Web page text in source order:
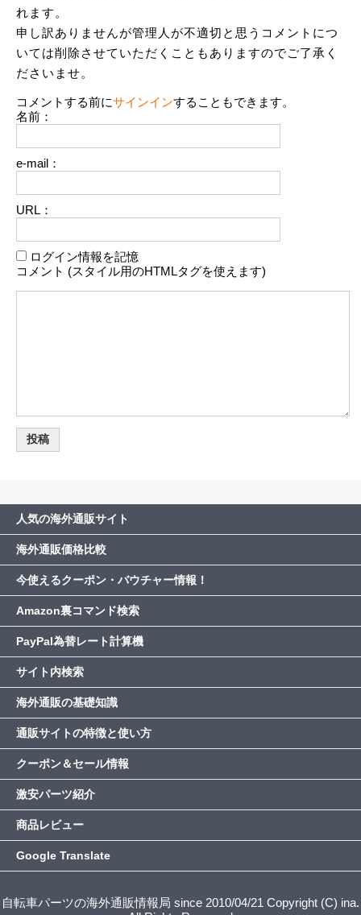
れます。
申し訳ありませんが管理人が不適切と思うコメントにつ
いては削除させていただくこともありますのでご了承く
ださいませ。
コメントする前にサインインすることもできます。
名前：
e-mail：
URL：
ログイン情報を記憶
コメント (スタイル用のHTMLタグを使えます)
人気の海外通販サイト
海外通販価格比較
今使えるクーポン・バウチャー情報！
Amazon裏コマンド検索
PayPal為替レート計算機
サイト内検索
海外通販の基礎知識
通販サイトの特徴と使い方
クーポン＆セール情報
激安パーツ紹介
商品レビュー
Google Translate
自転車パーツの海外通販情報局 since 2010/04/21 Copyright (C) ina.